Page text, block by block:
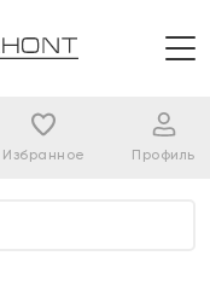
Избранное Профиль